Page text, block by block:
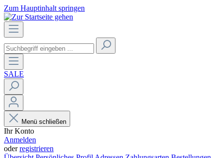
Zum Hauptinhalt springen
SALE
Menü schließen
Ihr Konto
Anmelden
oderregistrieren